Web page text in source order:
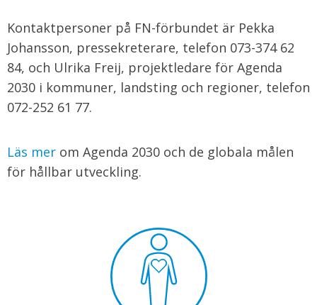
Kontaktpersoner på FN-förbundet är Pekka
Johansson, pressekreterare, telefon 073-374 62
84, och Ulrika Freij, projektledare för Agenda
2030 i kommuner, landsting och regioner, telefon
072-252 61 77.
Läs mer om Agenda 2030 och de globala målen
för hållbar utveckling.